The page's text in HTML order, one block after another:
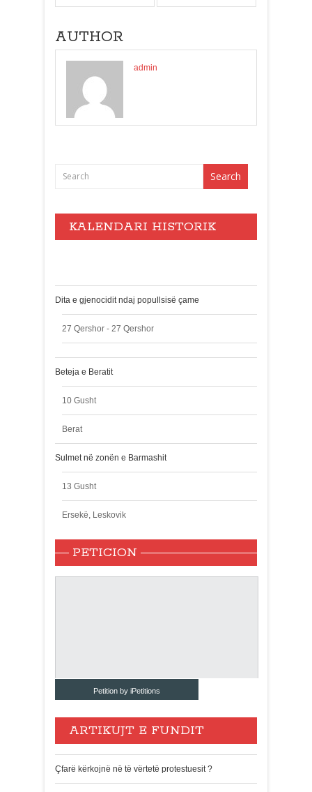
AUTHOR
admin
KALENDARI HISTORIK
Dita e gjenocidit ndaj popullsisë çame
27 Qershor - 27 Qershor
Beteja e Beratit
10 Gusht
Berat
Sulmet në zonën e Barmashit
13 Gusht
Ersekë, Leskovik
PETICION
Petition by iPetitions
ARTIKUJT E FUNDIT
Çfarë kërkojnë në të vërtetë protestuesit ?